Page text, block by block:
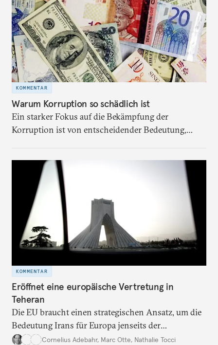
KOMMENTAR
Warum Korruption so schädlich ist
Ein starker Fokus auf die Bekämpfung der
Korruption ist von entscheidender Bedeutung,
KOMMENTAR
Eröffnet eine europäische Vertretung in
Teheran
Die EU braucht einen strategischen Ansatz, um die
Bedeutung Irans für Europa jenseits der
Atomfragen anzuerkennen. Dazu gehört etwa eine
Cornelius Adebahr, Marc Otte, Nathalie Tocci